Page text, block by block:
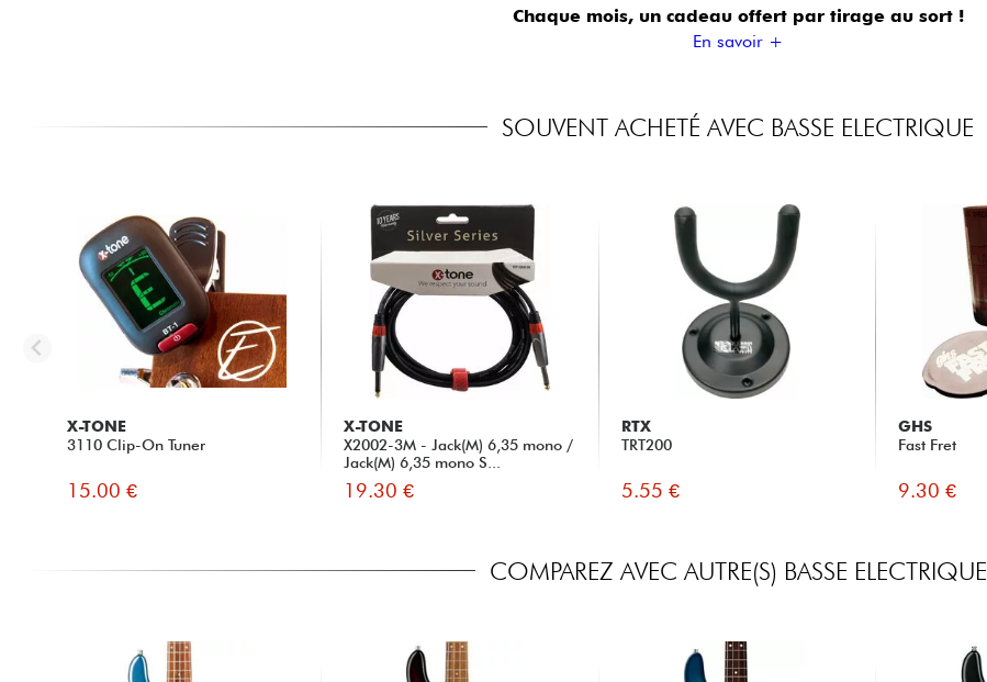
Chaque mois, un cadeau offert par tirage au sort !
En savoir +
SOUVENT ACHETÉ AVEC BASSE ELECTRIQUE
X-TONE
3110 Clip-On Tuner
15.00 €
X-TONE
X2002-3M - Jack(M) 6,35 mono /
Jack(M) 6,35 mono S...
19.30 €
RTX
TRT200
5.55 €
GHS
Fast Fret
9.30 €
COMPAREZ AVEC AUTRE(S) BASSE ELECTRIQUE